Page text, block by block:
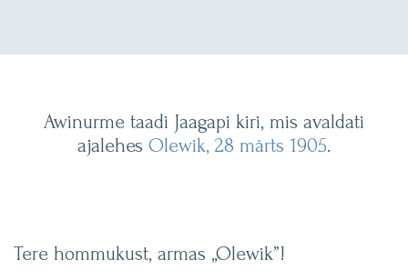
Awinurme taadi Jaagapi kiri, mis avaldati
ajalehes Olewik, 28 märts 1905.
Tere hommukust, armas „Olewik”!